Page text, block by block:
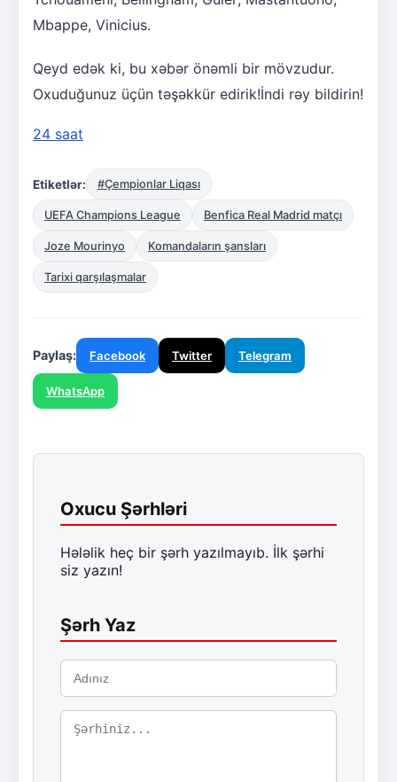
Mbappe, Vinicius.
Qeyd edək ki, bu xəbər önəmli bir mövzudur.
Oxuduğunuz üçün təşəkkür edirik!İndi rəy bildirin!
24 saat
Etiketlər: #Çempionlar Liqası
UEFA Champions League Benfica Real Madrid matçı
Joze Mourinyo Komandaların şansları
Tarixi qarşılaşmalar
Paylaş: Facebook Twitter Telegram
WhatsApp
Oxucu Şərhləri
Hələlik heç bir şərh yazılmayıb. İlk şərhi
siz yazın!
Şərh Yaz